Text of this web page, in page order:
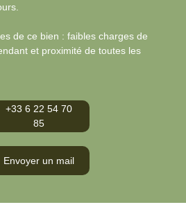
de ce bien : faibles charges de
et proximité de toutes les
+33 6 22 54 70
85
Envoyer un mail